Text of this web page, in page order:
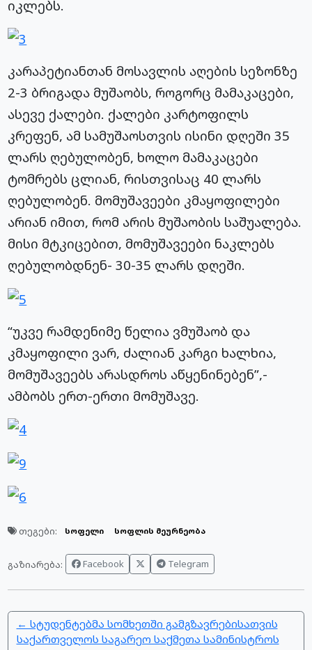
იკლებს.
კარაპეტიანთან მოსავლის აღების სეზონზე
2-3 ბრიგადა მუშაობს, როგორც მამაკაცები,
ასევე ქალები. ქალები კარტოფილს
კრეფენ, ამ სამუშაოსთვის ისინი დღეში 35
ლარს ღებულობენ, ხოლო მამაკაცები
ტომრებს ცლიან, რისთვისაც 40 ლარს
ღებულობენ. მომუშავეები კმაყოფილები
არიან იმით, რომ არის მუშაობის საშუალება.
მისი მტკიცებით, მომუშავეები ნაკლებს
ღებულობდნენ- 30-35 ლარს დღეში.
“უკვე რამდენიმე წელია ვმუშაობ და
კმაყოფილი ვარ, ძალიან კარგი ხალხია,
მომუშავეებს არასდროს აწყენინებენ”,-
ამბობს ერთ-ერთი მომუშავე.
თეგები: სოფელი სოფლის მეურნეობა
გაზიარება: Facebook Telegram
← სტუდენტებმა სომხეთში გამგზავრებისათვის
საქართველოს საგარეო საქმეთა სამინისტროს